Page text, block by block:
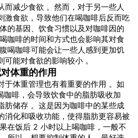
而减少食欲 。然而，对于另一些人
激食欲，导致他们在喝咖啡后反而吃
的基因、饮食习惯以及对咖啡因的
咖啡的时间和方式也会影响其对食
喝咖啡可能会让一些人感到更加饥
能对食欲的影响较小 。
体重的作用
于体重管理也有着重要的作用 。如
啡，会导致饮食中的脂肪吸收加
肪储存 。这是因为咖啡中的某些成
消化和吸收功能，使得脂肪更容易被
在饭后 2 小时以上喝咖啡，一般不